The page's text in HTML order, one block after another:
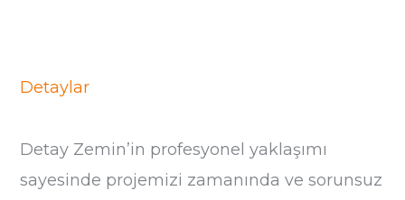
Detaylar
Detay Zemin’in profesyonel yaklaşımı
sayesinde projemizi zamanında ve sorunsuz